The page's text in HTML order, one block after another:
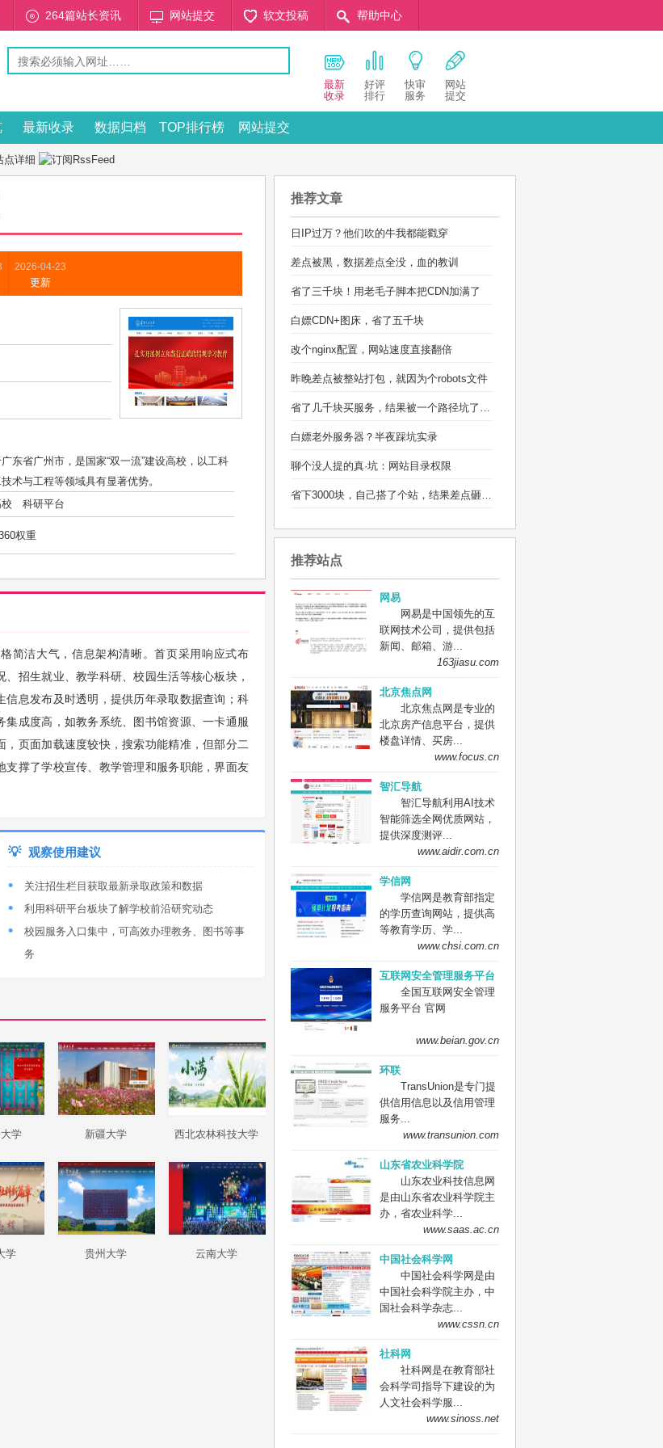
264篇站长资讯 网站提交 软文投稿 帮助中心
最新
收录
好评
排行
快审
服务
网站
提交
最新收录 数据归档 TOP排行榜 网站提交
点详细
2026-04-23
更新
东省广州市，是国家“双一流”建设高校，以工科
术与工程等领域具有显著优势。
科研平台
权重
简洁大气，信息架构清晰。首页采用响应式布
招生就业、教学科研、校园生活等核心板块，
息发布及时透明，提供历年录取数据查询；科
成度高，如教务系统、图书馆资源、一卡通服
页面加载速度较快，搜索功能精准，但部分二
撑了学校宣传、教学管理和服务职能，界面友
💡 观察使用建议
关注招生栏目获取最新录取政策和数据
利用科研平台板块了解学校前沿研究动态
校园服务入口集中，可高效办理教务、图书等事
务
学 新疆大学 西北农林科技大学
学 贵州大学 云南大学
推荐文章
日IP过万？他们吹的牛我都能戳穿
差点被黑，数据差点全没，血的教训
省了三千块！用老毛子脚本把CDN加满了
白嫖CDN+图床，省了五千块
改个nginx配置，网站速度直接翻倍
昨晚差点被整站打包，就因为个robots文件
省了几千块买服务，结果被一个路径坑了两宿
白嫖老外服务器？半夜踩坑实录
聊个没人提的真·坑：网站目录权限
省下3000块，自己搭了个站，结果差点砸电脑
推荐站点
网易
网易是中国领先的互
联网技术公司，提供包括
新闻、邮箱、游...
163jiasu.com
北京焦点网
北京焦点网是专业的
北京房产信息平台，提供
楼盘详情、买房...
www.focus.cn
智汇导航
智汇导航利用AI技术
智能筛选全网优质网站，
提供深度测评...
www.aidir.com.cn
学信网
学信网是教育部指定
的学历查询网站，提供高
等教育学历、学...
www.chsi.com.cn
互联网安全管理服务平台
全国互联网安全管理
服务平台 官网
www.beian.gov.cn
环联
TransUnion是专门提
供信用信息以及信用管理
服务...
www.transunion.com
山东省农业科学院
山东农业科技信息网
是由山东省农业科学院主
办，省农业科学...
www.saas.ac.cn
中国社会科学网
中国社会科学网是由
中国社会科学院主办，中
国社会科学杂志...
www.cssn.cn
社科网
社科网是在教育部社
会科学司指导下建设的为
人文社会科学服...
www.sinoss.net